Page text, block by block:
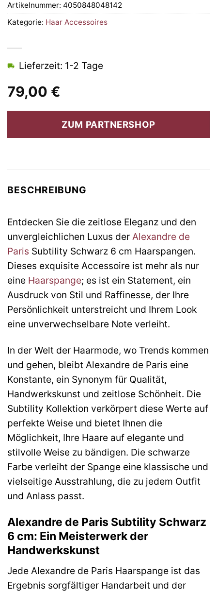
79,00 €
Lieferzeit: 1-2 Tage
ZUM PARTNERSHOP
Artikelnummer: 4050848048142
Kategorie: Haar Accessoires
BESCHREIBUNG
Entdecken Sie die zeitlose Eleganz und den
unvergleichlichen Luxus der Alexandre de
Paris Subtility Schwarz 6 cm Haarspangen.
Dieses exquisite Accessoire ist mehr als nur
eine Haarspange; es ist ein Statement, ein
Ausdruck von Stil und Raffinesse, der Ihre
Persönlichkeit unterstreicht und Ihrem Look
eine unverwechselbare Note verleiht.
In der Welt der Haarmode, wo Trends kommen
und gehen, bleibt Alexandre de Paris eine
Konstante, ein Synonym für Qualität,
Handwerkskunst und zeitlose Schönheit. Die
Subtility Kollektion verkörpert diese Werte auf
perfekte Weise und bietet Ihnen die
Möglichkeit, Ihre Haare auf elegante und
stilvolle Weise zu bändigen. Die schwarze
Farbe verleiht der Spange eine klassische und
vielseitige Ausstrahlung, die zu jedem Outfit
und Anlass passt.
Alexandre de Paris Subtility Schwarz
6 cm: Ein Meisterwerk der
Handwerkskunst
Jede Alexandre de Paris Haarspange ist das
Ergebnis sorgfältiger Handarbeit und der